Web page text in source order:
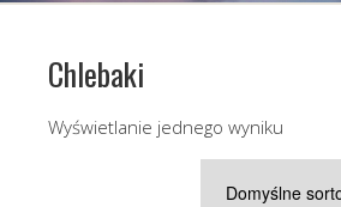
Chlebaki
Wyświetlanie jednego wyniku